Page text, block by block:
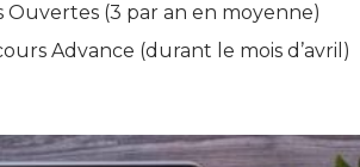
Ouvertes (3 par an en moyenne)
Advance (durant le mois d’avril)